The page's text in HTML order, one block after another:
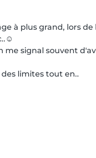
à plus grand, lors
me signal souvent
limites tout en..